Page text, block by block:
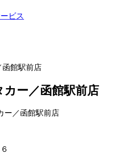
ビス
函館駅前店
ー／函館駅前店